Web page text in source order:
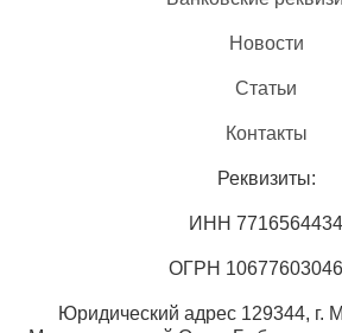
Новости
Статьи
Контакты
Реквизиты:
ИНН 7716564434
ОГРН
Юридический адрес 129344, г.